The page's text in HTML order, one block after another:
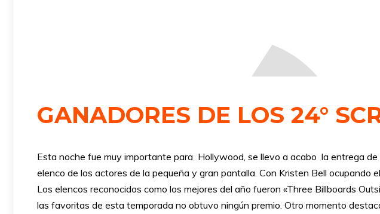
GANADORES DE LOS 24°
Esta noche fue muy importante para Hollywood, se llevo a acabo la entrega
elenco de los actores de la pequeña y gran pantalla. Con Kristen Bell
Los elencos reconocidos como los mejores del año fueron «Three Billboards
las favoritas de esta temporada no obtuvo ningún premio. Otro momento